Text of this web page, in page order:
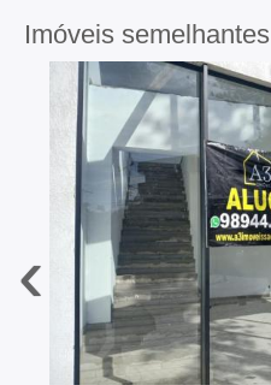
Imóveis semelhantes
‹